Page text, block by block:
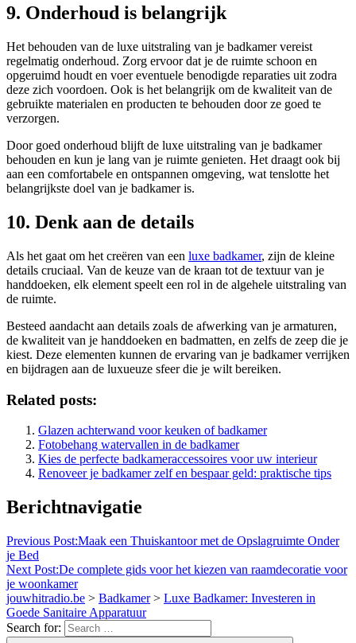
9. Onderhoud is belangrijk
Het behouden van de luxe uitstraling van je badkamer vereist
regelmatig onderhoud. Zorg ervoor dat je de ruimte schoon en
opgeruimd houdt en voer eventuele benodigde reparaties uit zodra
deze zich voordoen. Ook is het belangrijk om de kwaliteit van de
gebruikte materialen en producten te behouden door ze goed te
verzorgen.
Door goed onderhoud blijft de luxe uitstraling van je badkamer
behouden en kun je lang van je ruimte genieten. Het draagt ook bij
aan een comfortabele en ontspannen omgeving, wat tenslotte het
belangrijkste doel van je badkamer is.
10. Denk aan de details
Als het gaat om het creëren van een luxe badkamer, zijn de kleine
details cruciaal. Van de keuze van de kraan tot de textuur van je
handdoeken, elk element speelt een rol in de algehele uitstraling van
de ruimte.
Besteed aandacht aan details zoals de afwerking van je armaturen,
de kwaliteit van je handdoeken en badmatten, en zelfs de zeep die je
kiest. Deze elementen kunnen de ervaring van je badkamer verrijken
en bijdragen aan de luxueuze sfeer die je wilt bereiken.
Related posts:
Glazen achterwand voor keuken of badkamer
Fotobehang watervallen in de badkamer
Kies de perfecte badkameraccessoires voor uw interieur
Renoveer je badkamer zelf en bespaar geld: praktische tips
Berichtnavigatie
Previous Post:Maak een Thuiskantoor met de Opslagruimte Onder
je Bed
Next Post:De complete gids voor het kiezen van raamdecoratie voor
je woonkamer
jouwhitradio.be > Badkamer> Luxe Badkamer: Investeren in
Goede Sanitaire Apparatuur
Search for: